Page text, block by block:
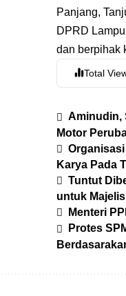
Panjang,
DPRD
dan berpihak
Total
Aminudin,
Motor
Karya Pada
Tuntut
untuk
Menteri
Protes